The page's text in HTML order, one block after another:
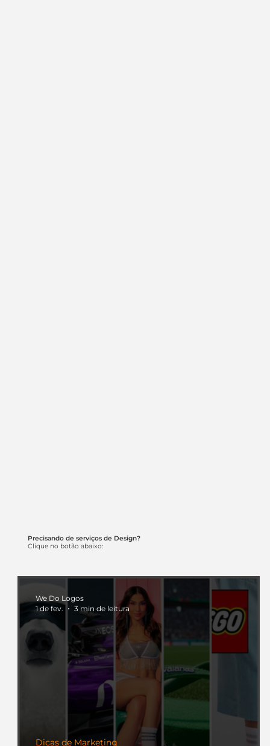
Precisando de serviços de Design?
Clique no botão abaixo:
Dicas de Marketing
We Do Logos
1 de fev.
3 min de leitura